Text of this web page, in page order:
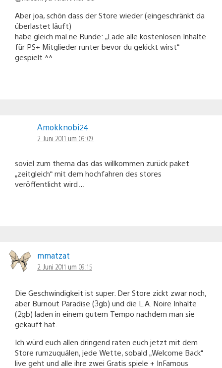
Aber joa, schön dass der Store wieder (eingeschränkt da
überlastet läuft)
habe gleich mal ne Runde: „Lade alle kostenlosen Inhalte
für PS+ Mitglieder runter bevor du gekickt wirst“
gespielt ^^
Amokknobi24
2. Juni 2011 um 09:09
soviel zum thema das das willkommen zurück paket
„zeitgleich“ mit dem hochfahren des stores
veröffentlicht wird…
mmatzat
2. Juni 2011 um 09:15
Die Geschwindigkeit ist super. Der Store zickt zwar noch,
aber Burnout Paradise (3gb) und die L.A. Noire Inhalte
(2gb) laden in einem gutem Tempo nachdem man sie
gekauft hat.
Ich würd euch allen dringend raten euch jetzt mit dem
Store rumzuquälen, jede Wette, sobald „Welcome Back“
live geht und alle ihre zwei Gratis spiele + InFamous